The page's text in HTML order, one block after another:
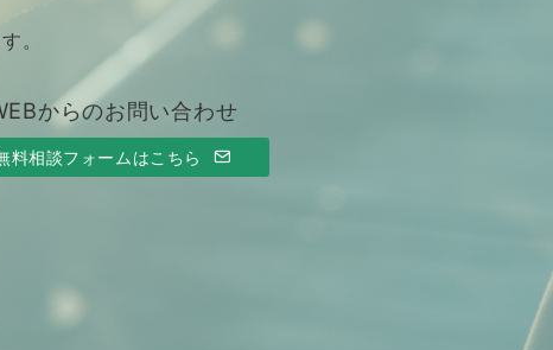
。
からのお問い合わせ
料相談フォームはこちら